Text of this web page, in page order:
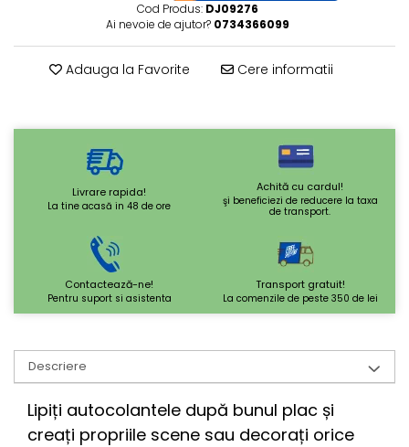
Cod Produs: DJ09276
Ai nevoie de ajutor? 0734366099
Adauga la Favorite Cere informatii
Livrare rapida!
La tine acasă in 48 de ore
Achită cu cardul!
şi beneficiezi de reducere la taxa
de transport.
Contactează-ne!
Pentru suport si asistenta
Transport gratuit!
La comenzile de peste 350 de lei
Descriere
Lipiți autocolantele după bunul plac și
creați propriile scene sau decorați orice